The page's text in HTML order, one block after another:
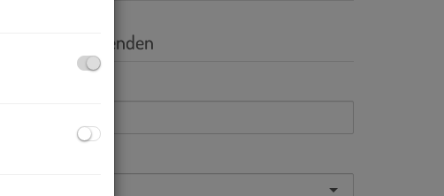
Anfrage senden